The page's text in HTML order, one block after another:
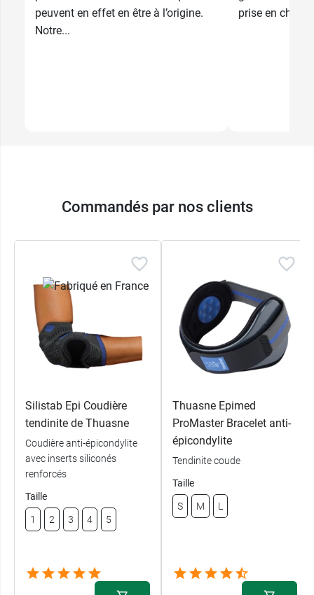
peuvent en effet en être à l’origine.
Notre...
prise en
Commandés par nos clients
Silistab Epi Coudière
tendinite de Thuasne
Coudière anti-épicondylite
avec inserts siliconés
renforcés
Taille
1 2 3 4 5
Thuasne Epimed
ProMaster Bracelet anti-
épicondylite
Tendinite coude
Taille
S M L